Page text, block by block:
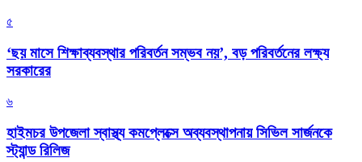
৫
‘ছয় মাসে শিক্ষাব্যবস্থার পরিবর্তন সম্ভব নয়’, বড় পরিবর্তনের লক্ষ্য
সরকারের
৬
হাইমচর উপজেলা স্বাস্থ্য কমপ্লেক্সে অব্যবস্থাপনায় সিভিল সার্জনকে
স্ট্যান্ড রিলিজ